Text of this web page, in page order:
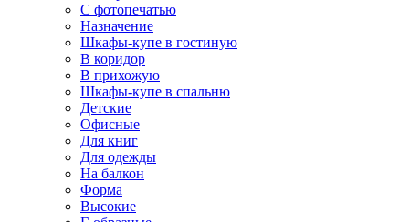
С фотопечатью
Назначение
Шкафы-купе в гостиную
В коридор
В прихожую
Шкафы-купе в спальню
Детские
Офисные
Для книг
Для одежды
На балкон
Форма
Высокие